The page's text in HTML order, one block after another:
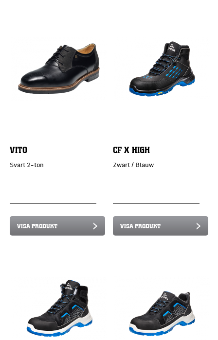
VITO
Svart 2-ton
VISA PRODUKT
CF X HIGH
Zwart / Blauw
VISA PRODUKT